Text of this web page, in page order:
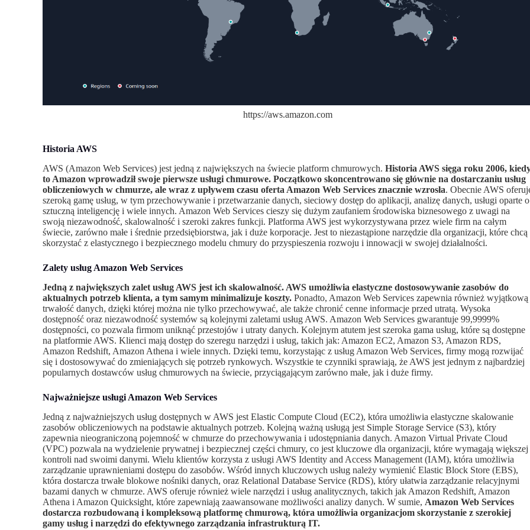
https://aws.amazon.com
Historia AWS
AWS (Amazon Web Services) jest jedną z największych na świecie platform chmurowych. Historia AWS sięga roku 2006,
to Amazon wprowadził swoje pierwsze usługi chmurowe. Początkowo skoncentrowano się głównie na dostarczaniu usług
obliczeniowych w chmurze, ale wraz z upływem czasu oferta Amazon Web Services znacznie wzrosła. Obecnie AWS
szeroką gamę usług, w tym przechowywanie i przetwarzanie danych, sieciowy dostęp do aplikacji, analizę danych, usługi oparte o
sztuczną inteligencję i wiele innych. Amazon Web Services cieszy się dużym zaufaniem środowiska biznesowego z uwagi na
swoją niezawodność, skalowalność i szeroki zakres funkcji. Platforma AWS jest wykorzystywana przez wiele firm na całym
świecie, zarówno małe i średnie przedsiębiorstwa, jak i duże korporacje. Jest to niezastąpione narzędzie dla organizacji, które chcą
skorzystać z elastycznego i bezpiecznego modelu chmury do przyspieszenia rozwoju i innowacji w swojej działalności.
Zalety usług Amazon Web Services
Jedną z największych zalet usług AWS jest ich skalowalność. AWS umożliwia elastyczne dostosowywanie zasobów do
aktualnych potrzeb klienta, a tym samym minimalizuje koszty. Ponadto, Amazon Web Services zapewnia również wyjątkową
trwałość danych, dzięki której można nie tylko przechowywać, ale także chronić cenne informacje przed utratą. Wysoka
dostępność oraz niezawodność systemów są kolejnymi zaletami usług AWS. Amazon Web Services gwarantuje 99,9999%
dostępności, co pozwala firmom uniknąć przestojów i utraty danych. Kolejnym atutem jest szeroka gama usług, które są dostępne
na platformie AWS. Klienci mają dostęp do szeregu narzędzi i usług, takich jak: Amazon EC2, Amazon S3, Amazon RDS,
Amazon Redshift, Amazon Athena i wiele innych. Dzięki temu, korzystając z usług Amazon Web Services, firmy mogą rozwijać
się i dostosowywać do zmieniających się potrzeb rynkowych. Wszystkie te czynniki sprawiają, że AWS jest jednym z najbardziej
popularnych dostawców usług chmurowych na świecie, przyciągającym zarówno małe, jak i duże firmy.
Najważniejsze usługi Amazon Web Services
Jedną z najważniejszych usług dostępnych w AWS jest Elastic Compute Cloud (EC2), która umożliwia elastyczne skalowanie
zasobów obliczeniowych na podstawie aktualnych potrzeb. Kolejną ważną usługą jest Simple Storage Service (S3), który
zapewnia nieograniczoną pojemność w chmurze do przechowywania i udostępniania danych. Amazon Virtual Private Cloud
(VPC) pozwala na wydzielenie prywatnej i bezpiecznej części chmury, co jest kluczowe dla organizacji, które wymagają większej
kontroli nad swoimi danymi. Wielu klientów korzysta z usługi AWS Identity and Access Management (IAM), która umożliwia
zarządzanie uprawnieniami dostępu do zasobów. Wśród innych kluczowych usług należy wymienić Elastic Block Store (EBS),
która dostarcza trwałe blokowe nośniki danych, oraz Relational Database Service (RDS), który ułatwia zarządzanie relacyjnymi
bazami danych w chmurze. AWS oferuje również wiele narzędzi i usług analitycznych, takich jak Amazon Redshift, Amazon
Athena i Amazon Quicksight, które zapewniają zaawansowane możliwości analizy danych. W sumie, Amazon Web Services
dostarcza rozbudowaną i kompleksową platformę chmurową, która umożliwia organizacjom skorzystanie z szerokiej
gamy usług i narzędzi do efektywnego zarządzania infrastrukturą IT.